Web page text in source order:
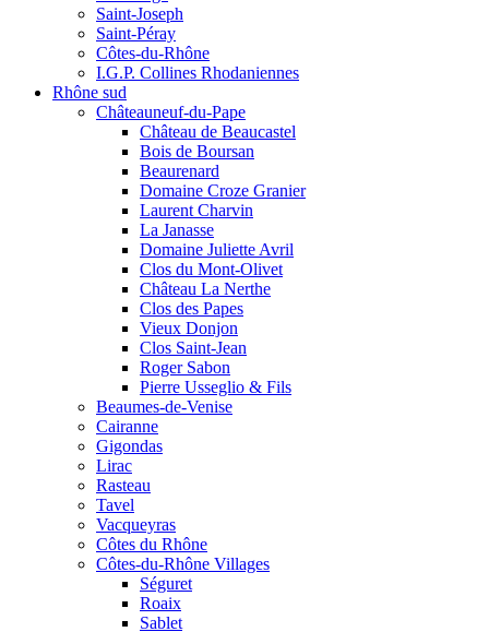
Saint-Joseph
Saint-Péray
Côtes-du-Rhône
I.G.P. Collines Rhodaniennes
Rhône sud
Châteauneuf-du-Pape
Château de Beaucastel
Bois de Boursan
Beaurenard
Domaine Croze Granier
Laurent Charvin
La Janasse
Domaine Juliette Avril
Clos du Mont-Olivet
Château La Nerthe
Clos des Papes
Vieux Donjon
Clos Saint-Jean
Roger Sabon
Pierre Usseglio & Fils
Beaumes-de-Venise
Cairanne
Gigondas
Lirac
Rasteau
Tavel
Vacqueyras
Côtes du Rhône
Côtes-du-Rhône Villages
Séguret
Roaix
Sablet